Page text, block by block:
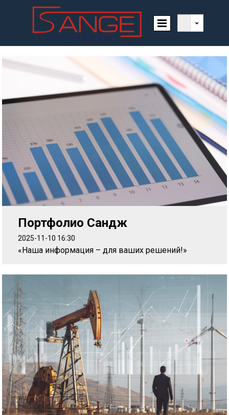
Портфолио Сандж
2025-11-10 16:30
«Наша информация – для ваших решений!»